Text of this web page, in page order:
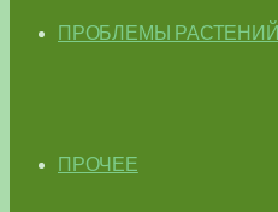
ПРОБЛЕМЫ РАСТЕНИЙ
ПРОЧЕЕ